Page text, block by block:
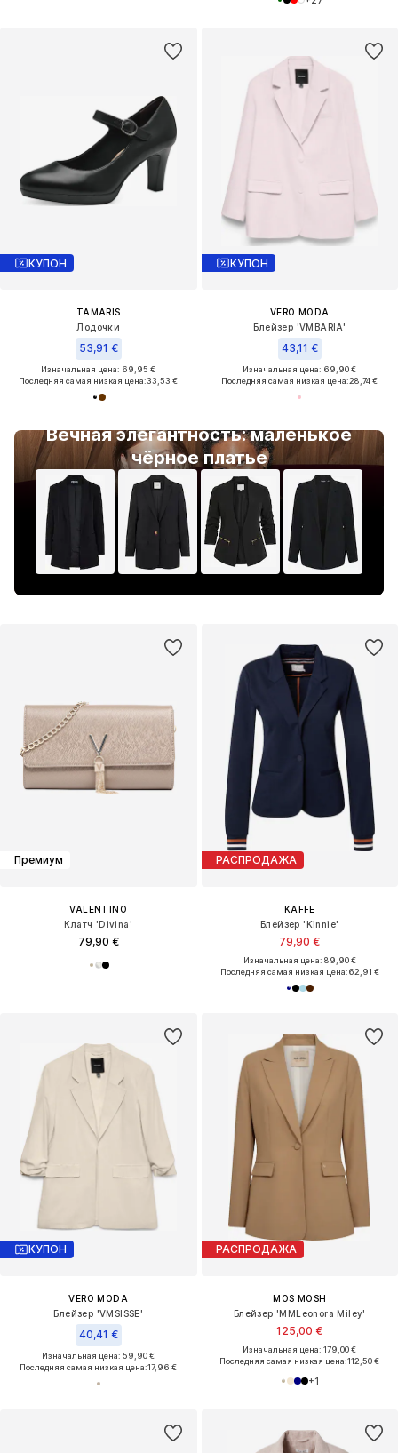
КУПОН
TAMARIS
Лодочки
53,91 €
Изначальная цена: 69,95 €
Последняя самая низкая цена:33,53 €
Вечная элегантность: маленькое
чёрное платье
КУПОН
VERO MODA
Блейзер 'VMBARIA'
43,11 €
Изначальная цена: 69,90 €
Последняя самая низкая цена:28,74 €
Премиум
VALENTINO
Клатч 'Divina'
79,90 €
РАСПРОДАЖА
KAFFE
Блейзер 'Kinnie'
79,90 €
Изначальная цена: 89,90 €
Последняя самая низкая цена:62,91 €
КУПОН
VERO MODA
Блейзер 'VMSISSE'
40,41 €
Изначальная цена: 59,90 €
Последняя самая низкая цена:17,96 €
РАСПРОДАЖА
MOS MOSH
Блейзер 'MMLeonora Miley'
125,00 €
Изначальная цена: 179,00 €
Последняя самая низкая цена:112,50 €
+1